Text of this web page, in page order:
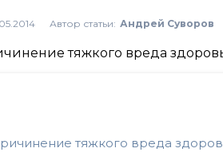
Автор статьи: Андрей Суворов
тяжкого вреда